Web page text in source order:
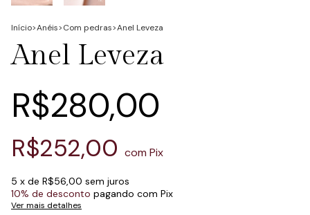
Início>Anéis>Com pedras>Anel Leveza
Anel Leveza
R$280,00
R$252,00 com Pix
5 x de R$56,00 sem juros
10% de desconto pagando com Pix
Ver mais detalhes